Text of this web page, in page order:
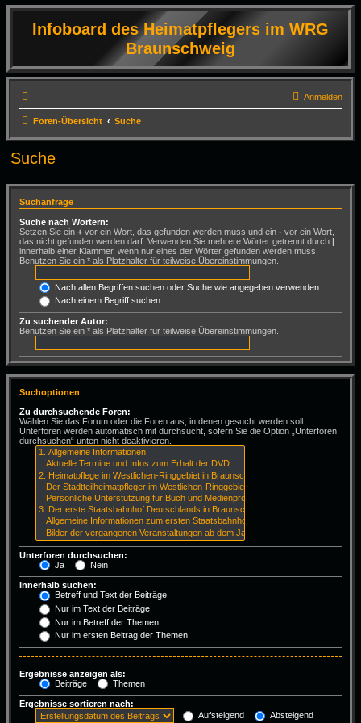
Infoboard des Heimatpflegers im WRG
Braunschweig
Anmelden
Foren-Übersicht Suche
Suche
Suchanfrage
Suche nach Wörtern:
Setzen Sie ein + vor ein Wort, das gefunden werden muss und ein - vor ein Wort,
das nicht gefunden werden darf. Verwenden Sie mehrere Wörter getrennt durch |
innerhalb einer Klammer, wenn nur eines der Wörter gefunden werden muss.
Benutzen Sie ein * als Platzhalter für teilweise Übereinstimmungen.
Nach allen Begriffen suchen oder Suche wie angegeben verwenden
Nach einem Begriff suchen
Zu suchender Autor:
Benutzen Sie ein * als Platzhalter für teilweise Übereinstimmungen.
Suchoptionen
Zu durchsuchende Foren:
Wählen Sie das Forum oder die Foren aus, in denen gesucht werden soll.
Unterforen werden automatisch mit durchsucht, sofern Sie die Option „Unterforen
durchsuchen“ unten nicht deaktivieren.
Unterforen durchsuchen:
Ja
Nein
Innerhalb suchen:
Betreff und Text der Beiträge
Nur im Text der Beiträge
Nur im Betreff der Themen
Nur im ersten Beitrag der Themen
Ergebnisse anzeigen als:
Beiträge
Themen
Ergebnisse sortieren nach:
Aufsteigend
Absteigend